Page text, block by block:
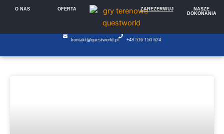
PrzejdźO NAS OFERTA ZAREZERWUJ
NASZE
DOKONANIA
kontakt@questworld.pl +48 516 150 624